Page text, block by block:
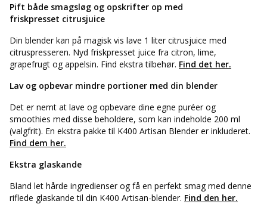
Pift både smagsløg og opskrifter op med
friskpresset citrusjuice
Din blender kan på magisk vis lave 1 liter citrusjuice med
citruspresseren. Nyd friskpresset juice fra citron, lime,
grapefrugt og appelsin. Find ekstra tilbehør. Find det her.
Lav og opbevar mindre portioner med din blender
Det er nemt at lave og opbevare dine egne puréer og
smoothies med disse beholdere, som kan indeholde 200 ml
(valgfrit). En ekstra pakke til K400 Artisan Blender er inkluderet.
Find dem her.
Ekstra glaskande
Bland let hårde ingredienser og få en perfekt smag med denne
riflede glaskande til din K400 Artisan-blender. Find den her.